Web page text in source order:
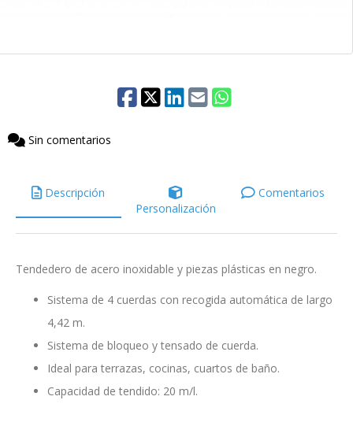
Sin comentarios
Descripción
Personalización
Comentarios
Tendedero de acero inoxidable y piezas plásticas en negro.
Sistema de 4 cuerdas con recogida automática de largo
4,42 m.
Sistema de bloqueo y tensado de cuerda.
Ideal para terrazas, cocinas, cuartos de baño.
Capacidad de tendido: 20 m/l.